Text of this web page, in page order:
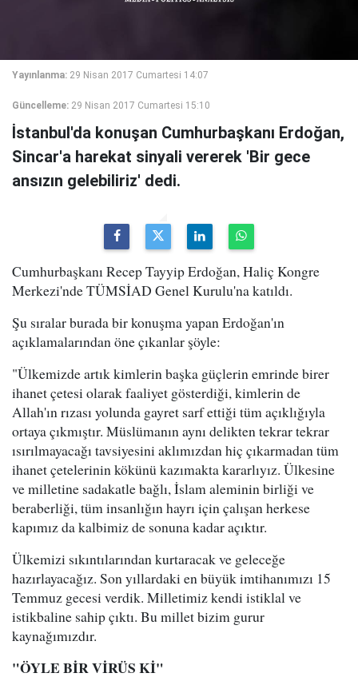
Yayınlanma: 29 Nisan 2017 Cumartesi 14:07
Güncelleme: 29 Nisan 2017 Cumartesi 15:10
İstanbul'da konuşan Cumhurbaşkanı Erdoğan,
Sincar'a harekat sinyali vererek 'Bir gece
ansızın gelebiliriz' dedi.
Cumhurbaşkanı Recep Tayyip Erdoğan, Haliç Kongre
Merkezi'nde TÜMSİAD Genel Kurulu'na katıldı.
Şu sıralar burada bir konuşma yapan Erdoğan'ın
açıklamalarından öne çıkanlar şöyle:
"Ülkemizde artık kimlerin başka güçlerin emrinde birer
ihanet çetesi olarak faaliyet gösterdiği, kimlerin de
Allah'ın rızası yolunda gayret sarf ettiği tüm açıklığıyla
ortaya çıkmıştır. Müslümanın aynı delikten tekrar tekrar
ısırılmayacağı tavsiyesini aklımızdan hiç çıkarmadan tüm
ihanet çetelerinin kökünü kazımakta kararlıyız. Ülkesine
ve milletine sadakatle bağlı, İslam aleminin birliği ve
beraberliği, tüm insanlığın hayrı için çalışan herkese
kapımız da kalbimiz de sonuna kadar açıktır.
Ülkemizi sıkıntılarından kurtaracak ve geleceğe
hazırlayacağız. Son yıllardaki en büyük imtihanımızı 15
Temmuz gecesi verdik. Milletimiz kendi istiklal ve
istikbaline sahip çıktı. Bu millet bizim gurur
kaynağımızdır.
"ÖYLE BİR VİRÜS Kİ"